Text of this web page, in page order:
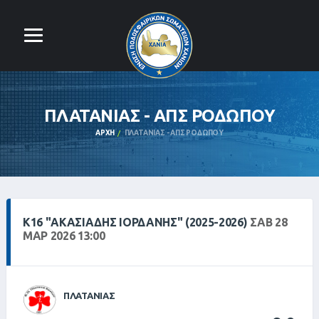
ΠΛΑΤΑΝΙΑΣ - ΑΠΣ ΡΟΔΩΠΟΥ
ΑΡΧΉ ΠΛΑΤΑΝΙΑΣ - ΑΠΣ ΡΟΔΩΠΟΥ
Κ16 "ΑΚΑΣΙΆΔΗΣ ΙΟΡΔΆΝΗΣ" (2025-2026) ΣΑΒ 28
ΜΑΡ 2026 13:00
ΠΛΑΤΑΝΙΑΣ